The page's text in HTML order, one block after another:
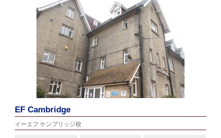
EF Cambridge
イーエフ ケンブリッジ校